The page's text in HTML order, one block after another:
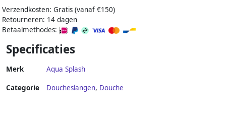
Verzendkosten: Gratis (vanaf €150)
Retourneren: 14 dagen
Betaalmethodes:
Specificaties
Merk Aqua Splash
Categorie Doucheslangen, Douche